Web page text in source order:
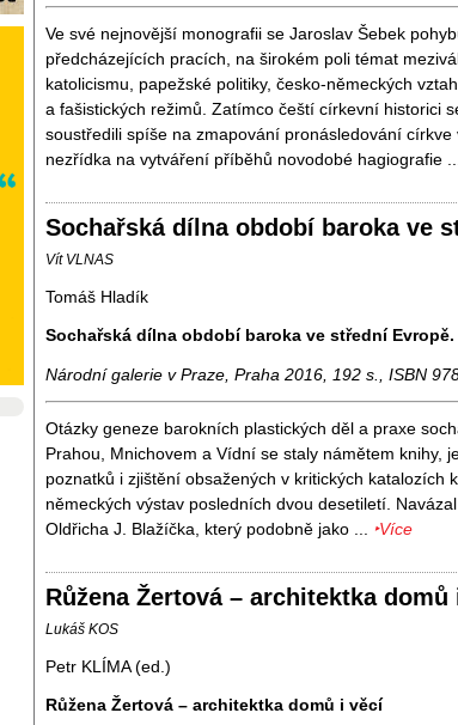
Ve své nejnovější monografii se Jaroslav Šebek
předcházejících pracích, na širokém poli témat
katolicismu, papežské politiky, česko-německých
a fašistických režimů. Zatímco čeští církevní historici
soustředili spíše na zmapování pronásledování
nezřídka na vytváření příběhů novodobé hagiografie
Sochařská dílna období baroka ve
Vít VLNAS
Tomáš Hladík
Sochařská dílna období baroka ve střední
Národní galerie v Praze, Praha 2016, 192 s., ISBN
Otázky geneze barokních plastických děl a praxe
Prahou, Mnichovem a Vídní se staly námětem knihy,
poznatků i zjištění obsažených v kritických katalozích
německých výstav posledních dvou desetiletí.
Oldřicha J. Blažíčka, který podobně jako ...
‣Více
Růžena Žertová – architektka domů
Lukáš KOS
Petr KLÍMA (ed.)
Růžena Žertová – architektka domů i věcí